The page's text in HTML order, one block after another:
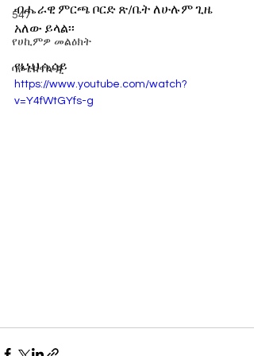
547
የሀኪምዎ መልዕክት
ባዮቴክኖሎጂ
ብሔራዊ ምርጫ ቦርድ ጽ/ቤት ለሁሉም ጊዜ
አለው ይላል፡፡
የኔነህ ሲሳይ
https://www.youtube.com/watch?
v=Y4fWtGYfs-g